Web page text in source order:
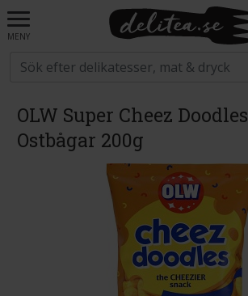
MENY
OLW Super Cheez Doodles
Ostbågar 200g